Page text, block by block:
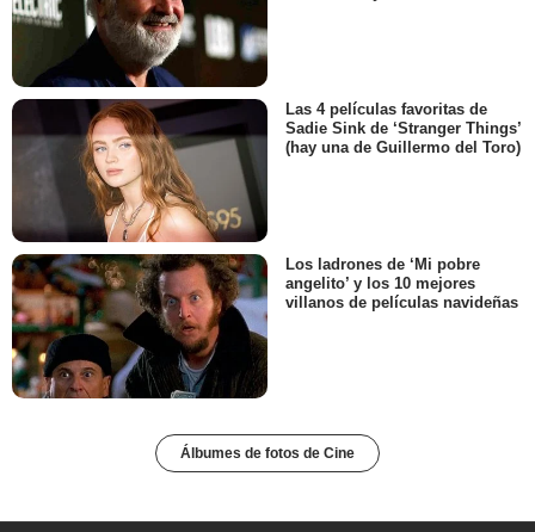
Las 4 películas favoritas de
Sadie Sink de ‘Stranger Things’
(hay una de Guillermo del Toro)
Los ladrones de ‘Mi pobre
angelito’ y los 10 mejores
villanos de películas navideñas
Álbumes de fotos de Cine